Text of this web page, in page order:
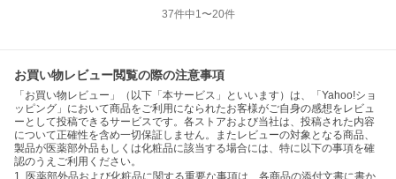
37件中1〜20件
お買い物レビュー閲覧の際の注意事項
「お買い物レビュー」（以下「本サービス」といいます）は、「Yahoo!ショ
ッピング」において商品をご利用になられたお客様がご自身の感想をレビュ
ーとして投稿できるサービスです。各ストアおよび当社は、投稿された内容
について正確性を含め一切保証しません。またレビューの対象となる商品、
製品が医薬部外品もしくは化粧品に該当する場合には、特に以下の事項を確
認のうえご利用ください。
1. 医薬部外品および化粧品に関する重要な事項は、各商品の添付文書に書か